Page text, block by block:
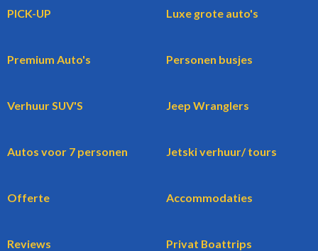
PICK-UP Luxe grote auto's
Premium Auto's Personen busjes
Verhuur SUV'S Jeep Wranglers
Autos voor 7 personen Jetski verhuur/ tours
Offerte Accommodaties
Reviews Privat Boattrips